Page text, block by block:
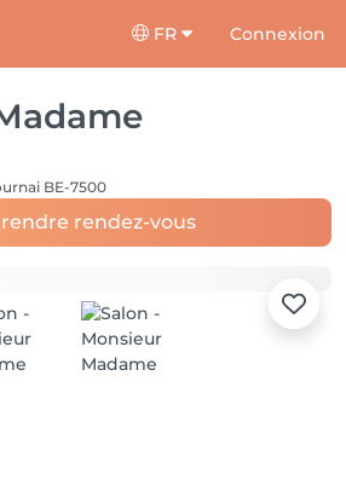
FR Connexion
BE-7500
rendez-vous